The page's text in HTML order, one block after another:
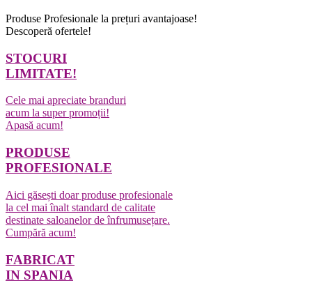
Produse Profesionale la prețuri avantajoase!
Descoperă ofertele!
STOCURI
LIMITATE!
Cele mai apreciate branduri
acum la super promoții!
Apasă acum!
PRODUSE
PROFESIONALE
Aici găsești doar produse profesionale
la cel mai înalt standard de calitate
destinate saloanelor de înfrumusețare.
Cumpără acum!
FABRICAT
IN SPANIA